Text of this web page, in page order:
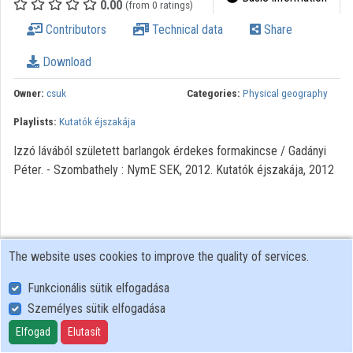
Contributors
0.00 (from 0 ratings)
Contributors Technical data Share
Download
Owner: csuk Categories: Physical geography
Playlists: Kutatók éjszakája
Izzó lávából született barlangok érdekes formakincse / Gadányi
Péter. - Szombathely : NymE SEK, 2012. Kutatók éjszakája, 2012
User Policy
Adatkezelési tájékoztató (en)
Cookie Policy
The website uses cookies to improve the quality of services.
Funkcionális sütik elfogadása
Személyes sütik elfogadása
Elfogad Elutasít